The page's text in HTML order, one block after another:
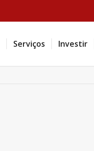
Serviços Investir